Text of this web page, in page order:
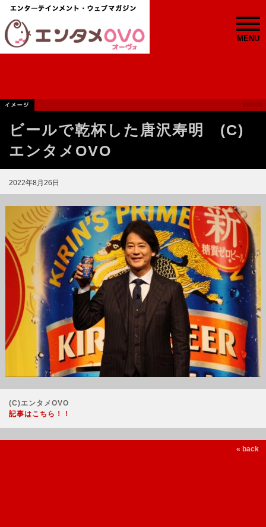
MENU
ビールで乾杯した唐沢寿明 (C)
エンタメOVO
2022年8月26日
(C)エンタメOVO
記事はこちら！！
« back